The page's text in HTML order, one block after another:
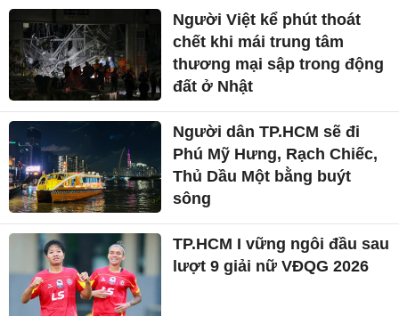
Người Việt kể phút thoát
chết khi mái trung tâm
thương mại sập trong động
đất ở Nhật
Người dân TP.HCM sẽ đi
Phú Mỹ Hưng, Rạch Chiếc,
Thủ Dầu Một bằng buýt
sông
TP.HCM I vững ngôi đầu sau
lượt 9 giải nữ VĐQG 2026